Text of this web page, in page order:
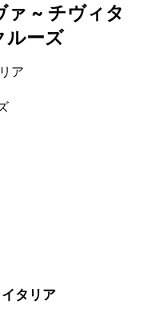
~ チヴィタ
ルーズ
ア
タリア